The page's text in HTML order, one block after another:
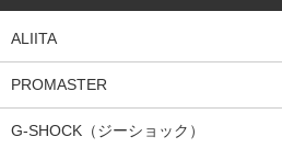
ALIITA
PROMASTER
G-SHOCK（ジーショック）